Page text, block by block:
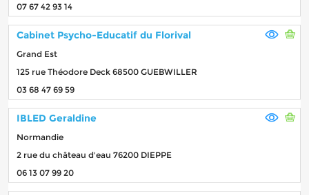
07 67 42 93 14
Cabinet Psycho-Educatif du Florival
Grand Est
125 rue Théodore Deck 68500 GUEBWILLER
03 68 47 69 59
IBLED Geraldine
Normandie
2 rue du château d'eau 76200 DIEPPE
06 13 07 99 20